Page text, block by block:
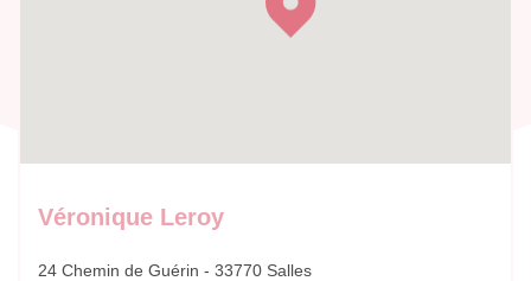
Véronique Leroy
24 Chemin de Guérin - 33770 Salles